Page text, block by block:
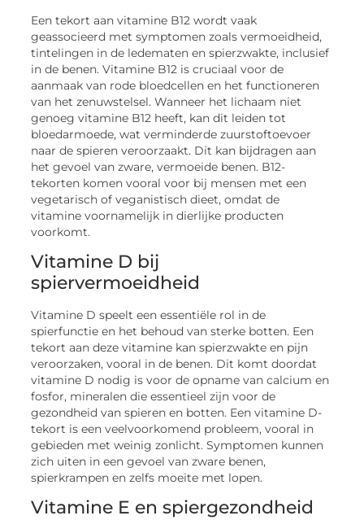
Een tekort aan vitamine B12 wordt vaak
geassocieerd met symptomen zoals vermoeidheid,
tintelingen in de ledematen en spierzwakte, inclusief
in de benen. Vitamine B12 is cruciaal voor de
aanmaak van rode bloedcellen en het functioneren
van het zenuwstelsel. Wanneer het lichaam niet
genoeg vitamine B12 heeft, kan dit leiden tot
bloedarmoede, wat verminderde zuurstoftoevoer
naar de spieren veroorzaakt. Dit kan bijdragen aan
het gevoel van zware, vermoeide benen. B12-
tekorten komen vooral voor bij mensen met een
vegetarisch of veganistisch dieet, omdat de
vitamine voornamelijk in dierlijke producten
voorkomt.
Vitamine D bij
spiervermoeidheid
Vitamine D speelt een essentiële rol in de
spierfunctie en het behoud van sterke botten. Een
tekort aan deze vitamine kan spierzwakte en pijn
veroorzaken, vooral in de benen. Dit komt doordat
vitamine D nodig is voor de opname van calcium en
fosfor, mineralen die essentieel zijn voor de
gezondheid van spieren en botten. Een vitamine D-
tekort is een veelvoorkomend probleem, vooral in
gebieden met weinig zonlicht. Symptomen kunnen
zich uiten in een gevoel van zware benen,
spierkrampen en zelfs moeite met lopen.
Vitamine E en spiergezondheid